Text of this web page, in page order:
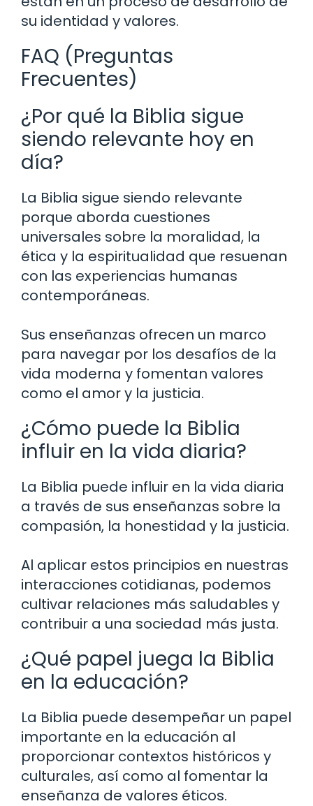
su identidad y valores.
FAQ (Preguntas
Frecuentes)
¿Por qué la Biblia sigue
siendo relevante hoy en
día?
La Biblia sigue siendo relevante
porque aborda cuestiones
universales sobre la moralidad, la
ética y la espiritualidad que resuenan
con las experiencias humanas
contemporáneas.
Sus enseñanzas ofrecen un marco
para navegar por los desafíos de la
vida moderna y fomentan valores
como el amor y la justicia.
¿Cómo puede la Biblia
influir en la vida diaria?
La Biblia puede influir en la vida diaria
a través de sus enseñanzas sobre la
compasión, la honestidad y la justicia.
Al aplicar estos principios en nuestras
interacciones cotidianas, podemos
cultivar relaciones más saludables y
contribuir a una sociedad más justa.
¿Qué papel juega la Biblia
en la educación?
La Biblia puede desempeñar un papel
importante en la educación al
proporcionar contextos históricos y
culturales, así como al fomentar la
enseñanza de valores éticos.